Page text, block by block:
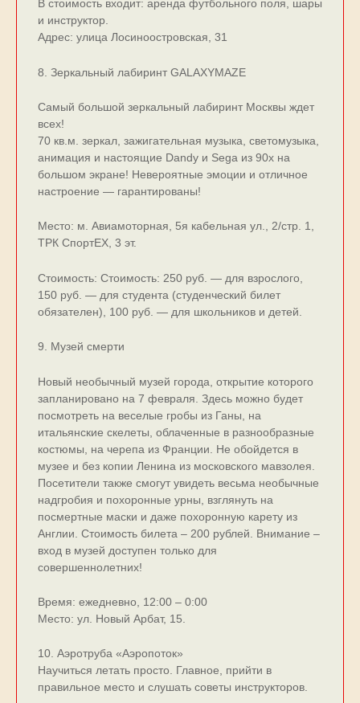
В стоимость входит: аренда футбольного поля, шары
и инструктор.
Адрес: улица Лосиноостровская, 31
8. Зеркальный лабиринт GALAXYMAZE
Самый большой зеркальный лабиринт Москвы ждет
всех!
70 кв.м. зеркал, зажигательная музыка, светомузыка,
анимация и настоящие Dandy и Sega из 90х на
большом экране! Невероятные эмоции и отличное
настроение — гарантированы!
Место: м. Авиамоторная, 5я кабельная ул., 2/стр. 1,
ТРК СпортЕХ, 3 эт.
Стоимость: Стоимость: 250 руб. — для взрослого,
150 руб. — для студента (студенческий билет
обязателен), 100 руб. — для школьников и детей.
9. Музей смерти
Новый необычный музей города, открытие которого
запланировано на 7 февраля. Здесь можно будет
посмотреть на веселые гробы из Ганы, на
итальянские скелеты, облаченные в разнообразные
костюмы, на черепа из Франции. Не обойдется в
музее и без копии Ленина из московского мавзолея.
Посетители также смогут увидеть весьма необычные
надгробия и похоронные урны, взглянуть на
посмертные маски и даже похоронную карету из
Англии. Стоимость билета – 200 рублей. Внимание –
вход в музей доступен только для
совершеннолетних!
Время: ежедневно, 12:00 – 0:00
Место: ул. Новый Арбат, 15.
10. Аэротруба «Аэропоток»
Научиться летать просто. Главное, прийти в
правильное место и слушать советы инструкторов.